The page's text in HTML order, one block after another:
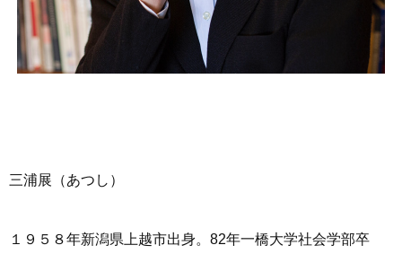
三浦展（あつし）
１９５８年新潟県上越市出身。82年一橋大学社会学部卒